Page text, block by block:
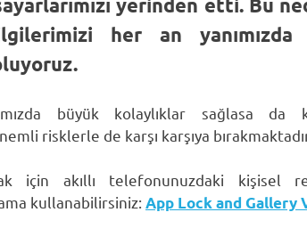
yerinden etti. Bu
her an yanımızda
büyük kolaylıklar sağlasa da
risklerle de karşı karşıya
için akıllı telefonunuzdaki kişisel
kullanabilirsiniz: App Lock and Gallery